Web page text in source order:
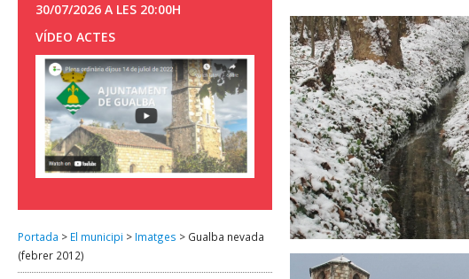
30/07/2026 A LES 20:00H
VÍDEO ACTES
Portada > El municipi > Imatges > Gualba nevada
(febrer 2012)